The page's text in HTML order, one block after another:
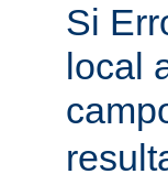
Si
local